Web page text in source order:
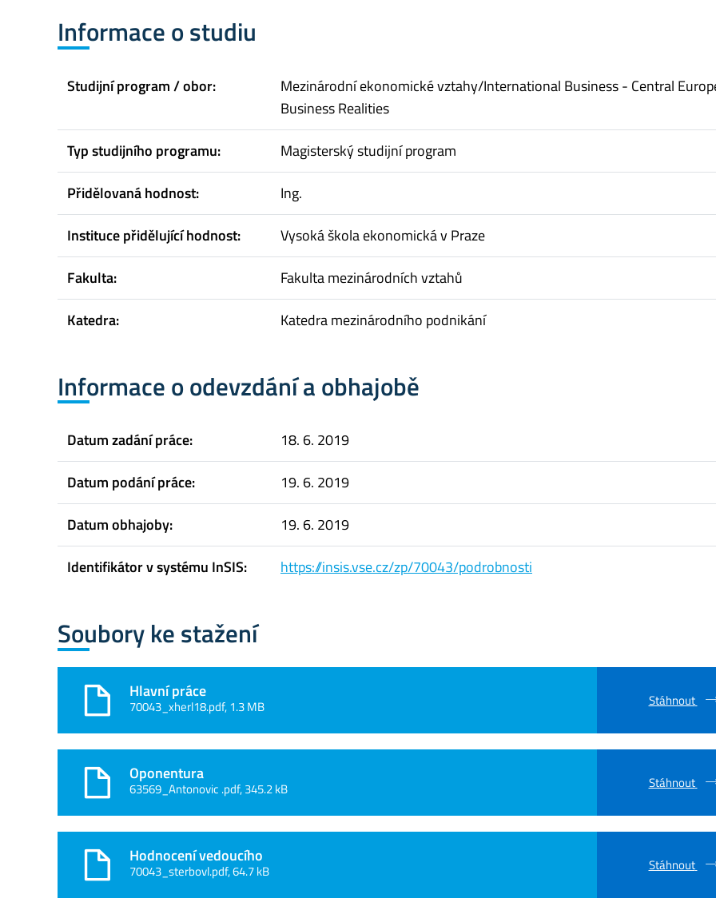
Informace o studiu
Studijní program / obor:
Mezinárodní ekonomické vztahy/International Business - Central
Business Realities
Typ studijního programu:
Magisterský studijní program
Přidělovaná hodnost:
Ing.
Instituce přidělující hodnost:
Vysoká škola ekonomická v Praze
Fakulta:
Fakulta mezinárodních vztahů
Katedra:
Katedra mezinárodního podnikání
Informace o odevzdání a obhajobě
Datum zadání práce:
18. 6. 2019
Datum podání práce:
19. 6. 2019
Datum obhajoby:
19. 6. 2019
Identifikátor v systému InSIS:
https://insis.vse.cz/zp/70043/podrobnosti
Soubory ke stažení
Hlavní práce
70043_xherl18.pdf, 1.3 MB Stáhnout
Oponentura
63569_Antonovic .pdf, 345.2 kB Stáhnout
Hodnocení vedoucího
70043_sterbovl.pdf, 64.7 kB Stáhnout